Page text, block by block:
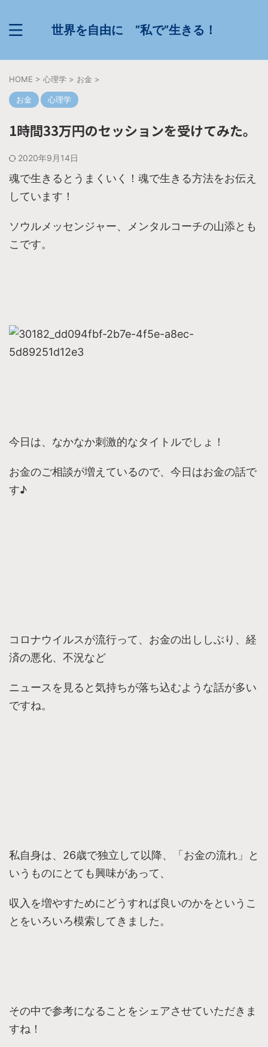
世界を自由に ”私で”生きる！
HOME > 心理学 > お金 >
お金 心理学
1時間33万円のセッションを受けてみた。
2020年9月14日
魂で生きるとうまくいく！魂で生きる方法をお伝え
しています！
ソウルメッセンジャー、メンタルコーチの山添とも
こです。
今日は、なかなか刺激的なタイトルでしょ！
お金のご相談が増えているので、今日はお金の話で
す♪
コロナウイルスが流行って、お金の出ししぶり、経
済の悪化、不況など
ニュースを見ると気持ちが落ち込むような話が多い
ですね。
私自身は、26歳で独立して以降、「お金の流れ」と
いうものにとても興味があって、
収入を増やすためにどうすれば良いのかをというこ
とをいろいろ模索してきました。
その中で参考になることをシェアさせていただきま
すね！